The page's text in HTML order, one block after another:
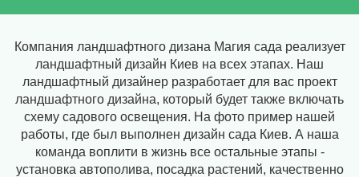
Компания ландшафтного дизана Магия сада реализует
ландшафтный дизайн Киев на всех этапах. Наш
ландшафтный дизайнер разработает для вас проект
ландшафтного дизайна, который будет также включать
схему садового освещения. На фото пример нашей
работы, где был выполнен дизайн сада Киев. А наша
команда воплити в жизнь все остальные этапы -
установка автополива, посадка растений, качественно